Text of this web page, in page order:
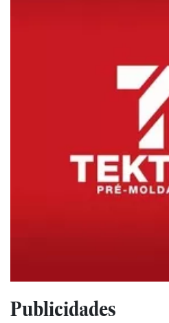
Publicidades